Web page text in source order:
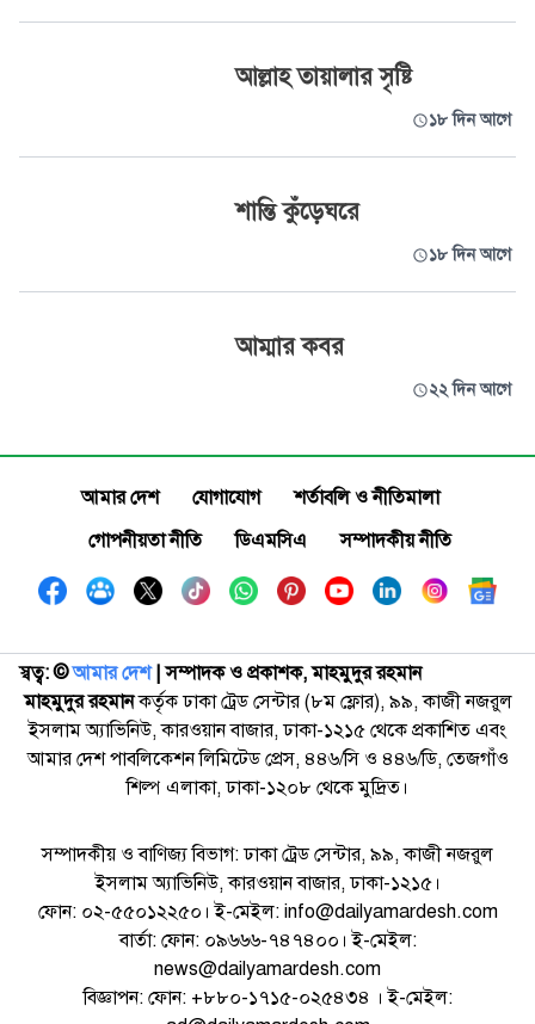
আল্লাহ তায়ালার সৃষ্টি
১৮ দিন আগে
শান্তি কুঁড়েঘরে
১৮ দিন আগে
আম্মার কবর
২২ দিন আগে
আমার দেশ যোগাযোগ
শর্তাবলি ও নীতিমালা
গোপনীয়তা নীতি
ডিএমসিএ সম্পাদকীয় নীতি
স্বত্ব: ©️আমার দেশ| সম্পাদক ও প্রকাশক, মাহমুদুর রহমান
মাহমুদুর রহমানকর্তৃক ঢাকা ট্রেড সেন্টার (৮ম ফ্লোর), ৯৯, কাজী নজরুল
ইসলাম অ্যাভিনিউ, কারওয়ান বাজার, ঢাকা-১২১৫ থেকে প্রকাশিত এবং
আমার দেশ পাবলিকেশন লিমিটেড প্রেস, ৪৪৬/সি ও ৪৪৬/ডি, তেজগাঁও
শিল্প এলাকা, ঢাকা-১২০৮ থেকে মুদ্রিত।
সম্পাদকীয় ও বাণিজ্য বিভাগ: ঢাকা ট্রেড সেন্টার, ৯৯, কাজী নজরুল
ইসলাম অ্যাভিনিউ, কারওয়ান বাজার, ঢাকা-১২১৫।
ফোন: ০২-৫৫০১২২৫০। ই-মেইল: info@dailyamardesh.com
বার্তা: ফোন: ০৯৬৬৬-৭৪৭৪০০। ই-মেইল:
news@dailyamardesh.com
বিজ্ঞাপন: ফোন: +৮৮০-১৭১৫-০২৫৪৩৪ । ই-মেইল: